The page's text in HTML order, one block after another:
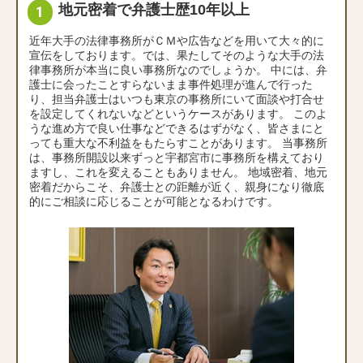
地元密着で弁護士歴10年以上
近年大手の法律事務所がＣＭや広告などを用いて大々的に
宣伝をしております。では、果たしてそのような大手の法
律事務所が本当に良い事務所なのでしょうか。 中には、弁
護士に会ったことすらないまま事件処理が進んで行った
り、担当弁護士はいつも東京の事務所にいて面談や打合せ
を設定してくれないなどというケースがあります。 このよ
うな進め方で良い仕事などできるはずがなく、皆さまにと
っても重大な不利益をもたらすことがあります。 当事務所
は、事務所開設以来ずっと宇都宮市に事務所を構えており
ますし、これを変えることもありません。 地域密着、地元
密着だからこそ、弁護士との距離が近く、親身になり徹底
的にご相談に応じることが可能となるわけです。